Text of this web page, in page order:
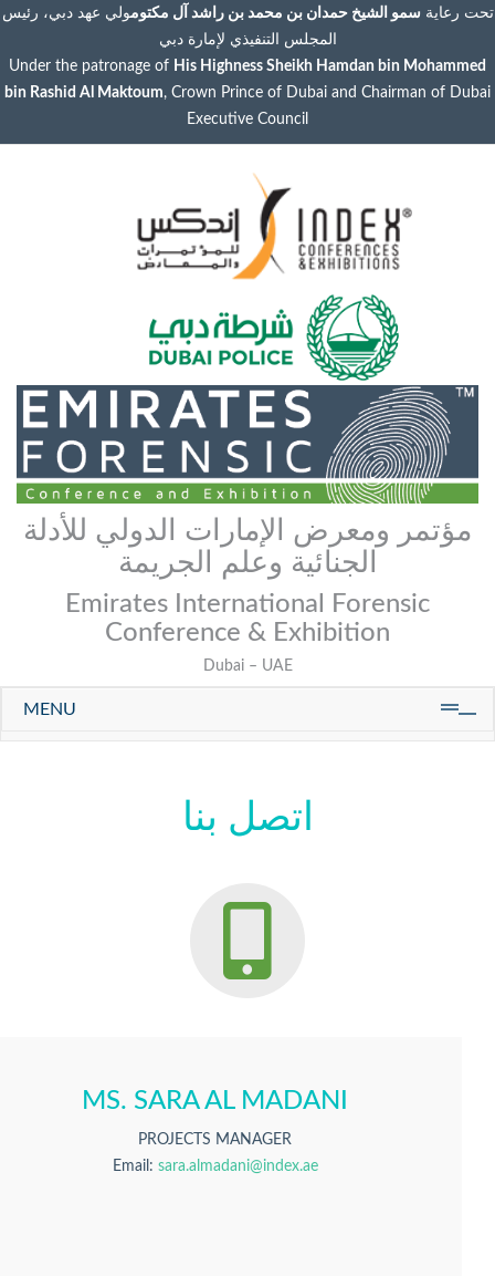
سمو الشيخ حمدان بن محمد بن راشد آل مكتومولي عهد دبي، رئيس
المجلس التنفيذي لإمارة دبي
Under the patronage ofHis Highness Sheikh Hamdan bin
bin Rashid Al Maktoum, Crown Prince of Dubai and Chairman of
Executive Council
ومعرض الإمارات الدولي للأدلة
الجنائية وعلم الجريمة
Emirates International Forensic
Conference & Exhibition
Dubai – UAE
MENU
اتصل بنا
MS. SARA AL MADANI
PROJECTS MANAGER
Email:sara.almadani@index.ae